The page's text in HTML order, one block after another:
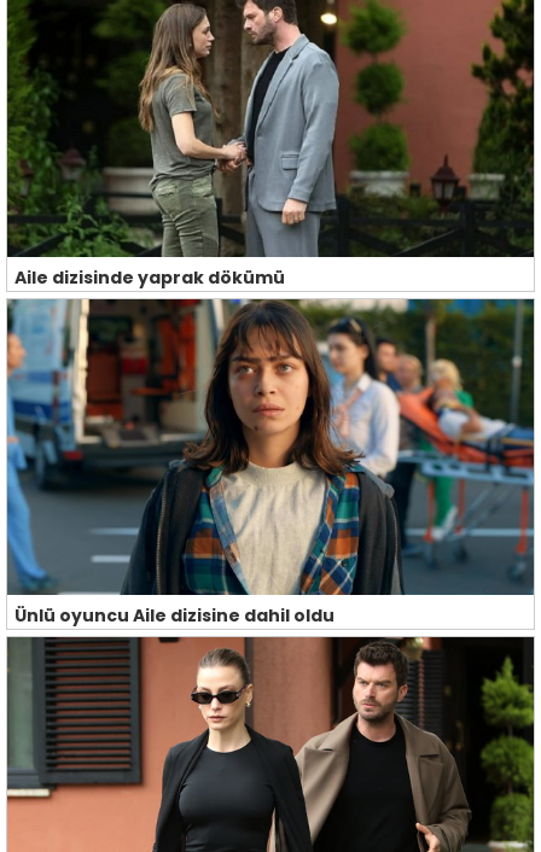
Aile dizisinde yaprak dökümü
Ünlü oyuncu Aile dizisine dahil oldu